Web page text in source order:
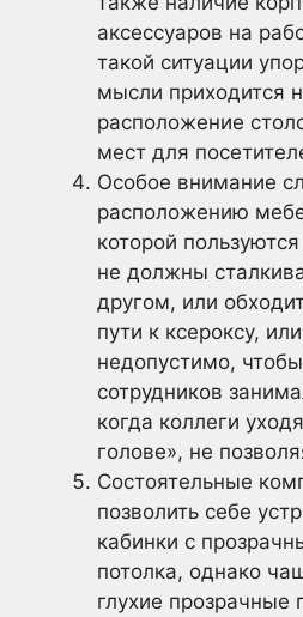
аксессуаров на
такой ситуации
мысли приходится
расположение
мест для
Особое внимание
расположению
которой
не должны
другом, или
пути к ксероксу,
недопустимо,
сотрудников
когда коллеги
голове», не
Состоятельные
позволить себе
кабинки с
потолка, однако
глухие прозрачные